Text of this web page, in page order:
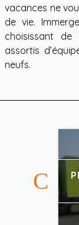
vacances ne
de vie.
choisissant
assortis
neufs.